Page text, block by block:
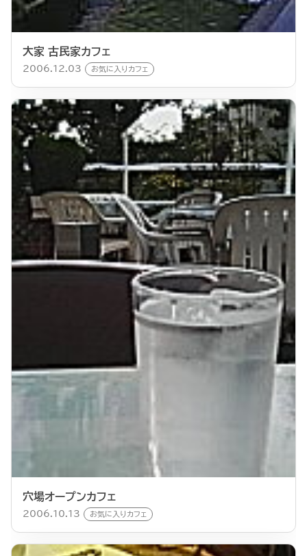
大家 古民家カフェ
2006.12.03 お気に入りカフェ
穴場オープンカフェ
2006.10.13 お気に入りカフェ